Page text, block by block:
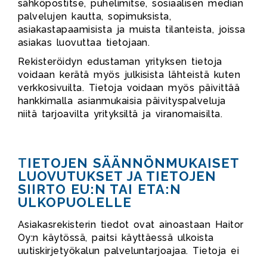
sähköpostitse, puhelimitse, sosiaalisen median
palvelujen kautta, sopimuksista,
asiakastapaamisista ja muista tilanteista, joissa
asiakas luovuttaa tietojaan.
Rekisteröidyn edustaman yrityksen tietoja
voidaan kerätä myös julkisista lähteistä kuten
verkkosivuilta. Tietoja voidaan myös päivittää
hankkimalla asianmukaisia päivityspalveluja
niitä tarjoavilta yrityksiltä ja viranomaisilta.
TIETOJEN SÄÄNNÖNMUKAISET
LUOVUTUKSET JA TIETOJEN
SIIRTO EU:N TAI ETA:N
ULKOPUOLELLE
Asiakasrekisterin tiedot ovat ainoastaan Haitor
Oy:n käytössä, paitsi käyttäessä ulkoista
uutiskirjetyökalun palveluntarjoajaa. Tietoja ei